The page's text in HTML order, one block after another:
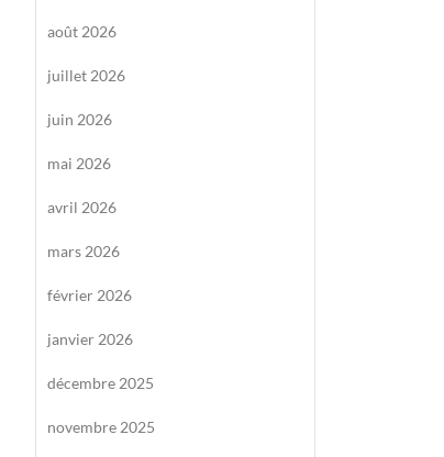
août 2026
juillet 2026
juin 2026
mai 2026
avril 2026
mars 2026
février 2026
janvier 2026
décembre 2025
novembre 2025